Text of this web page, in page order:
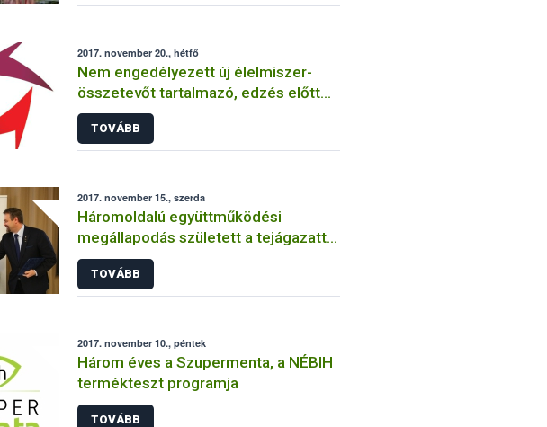
2017. november 20., hétfő
Nem engedélyezett új élelmiszer-
összetevőt tartalmazó, edzés előtt
ajánlott kapszulát árultak a magyar
webáruházakban
TOVÁBB
2017. november 15., szerda
Háromoldalú együttműködési
megállapodás született a tejágazattal
kapcsolatos adatszolgáltatás
fejlesztéséért
TOVÁBB
2017. november 10., péntek
Három éves a Szupermenta, a NÉBIH
termékteszt programja
TOVÁBB